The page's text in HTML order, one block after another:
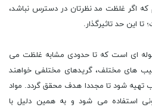
که اگر غلظت مد نظرتان در دسترس نباشد،
این حد تاثیرگذار.
ای است که تا حدودی مشابه غلظت می
های مختلف، گریدهای مختلفی خواهند
تهیه شود تا مجددا هدف محقق گردد. مواد
استفاده می ‌شود و به همین دلیل با